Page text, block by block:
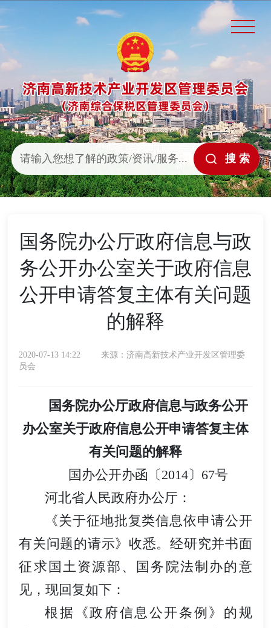
国务院办公厅政府信息与政
务公开办公室关于政府信息
公开申请答复主体有关问题
的解释
2020-07-13 14:22
来源：济南高新技术产业开发区管理委
员会
国务院办公厅政府信息与政务公开
办公室关于政府信息公开申请答复主体
有关问题的解释
国办公开办函〔2014〕67号
河北省人民政府办公厅：
《关于征地批复类信息依申请公开
有关问题的请示》收悉。经研究并书面
征求国土资源部、国务院法制办的意
见，现回复如下：
根据《政府信息公开条例》的规